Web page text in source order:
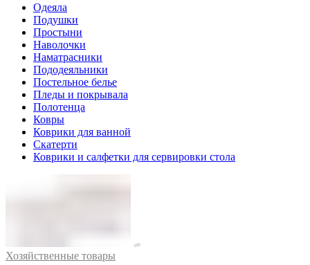
Одеяла
Подушки
Простыни
Наволочки
Наматрасники
Пододеяльники
Постельное белье
Пледы и покрывала
Полотенца
Ковры
Коврики для ванной
Скатерти
Коврики и салфетки для сервировки стола
Хозяйственные товары